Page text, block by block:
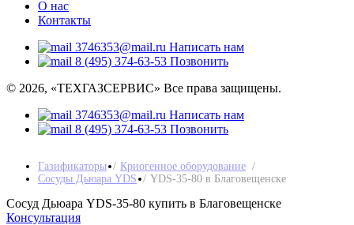
О нас
Контакты
3746353@mail.ru Написать нам
8 (495) 374-63-53 Позвонить
© 2026, «ТЕХГАЗСЕРВИС» Все права защищены.
3746353@mail.ru Написать нам
8 (495) 374-63-53 Позвонить
Газификаторы
Криогенное оборудование
Сосуды Дьюара YDS
YDS-35-80 в Благовещенске
Сосуд Дьюара YDS-35-80 купить в Благовещенске
Консультация